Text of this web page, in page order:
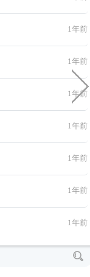
1年前
1年前
1年前
1年前
1年前
1年前
1年前